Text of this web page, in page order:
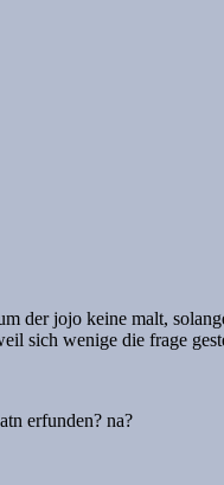
jojo keine malt,
sich wenige die frage
erfunden? na?